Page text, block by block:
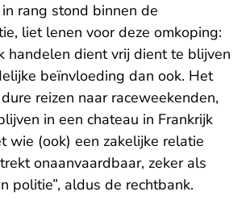
rang stond binnen de
liet lenen voor deze omkoping:
handelen dient vrij dient te blijven
beïnvloeding dan ook. Het
reizen naar raceweekenden,
in een chateau in Frankrijk
wie (ook) een zakelijke relatie
onaanvaardbaar, zeker als
politie”, aldus de rechtbank.